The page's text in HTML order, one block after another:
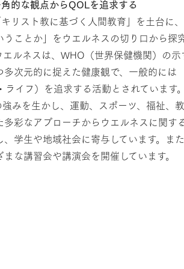
的な観点からQOLを追求する
リスト教に基づく人間教育」を土台に
ことか」をウエルネスの切り口から探
ルネスは、WHO（世界保健機関）の
次元的に捉えた健康観で、一般的には
イフ）を追求する活動とされています
みを生かし、運動、スポーツ、福祉、教
彩なアプローチからウエルネスに関す
学生や地域社会に寄与しています。ま
な講習会や講演会を開催しています。